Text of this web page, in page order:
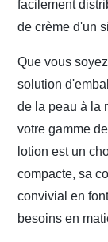
facilement
de crème d'un
Que vous
solution
de la peau à la
votre gamme
lotion est un
compacte, sa
convivial en
besoins en